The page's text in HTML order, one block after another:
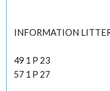
INFORMATION
49 1 P 23
57 1 P 27